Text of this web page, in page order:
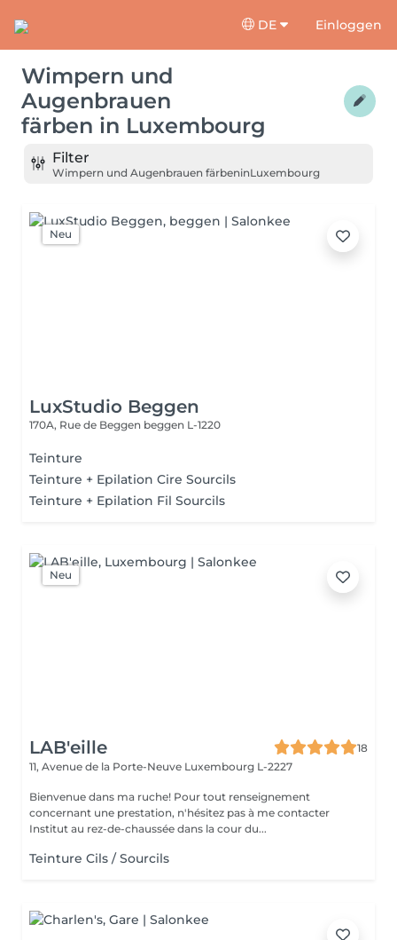
DE Einloggen
Wimpern und
Augenbrauen
färben in Luxembourg
Filter
Wimpern und Augenbrauen färbeninLuxembourg
Neu
LuxStudio Beggen
170A, Rue de Beggen beggen L-1220
Teinture
Teinture + Epilation Cire Sourcils
Teinture + Epilation Fil Sourcils
Neu
LAB'eille
18
11, Avenue de la Porte-Neuve Luxembourg L-2227
Bienvenue dans ma ruche! Pour tout renseignement
concernant une prestation, n'hésitez pas à me contacter
Institut au rez-de-chaussée dans la cour du...
Teinture Cils / Sourcils